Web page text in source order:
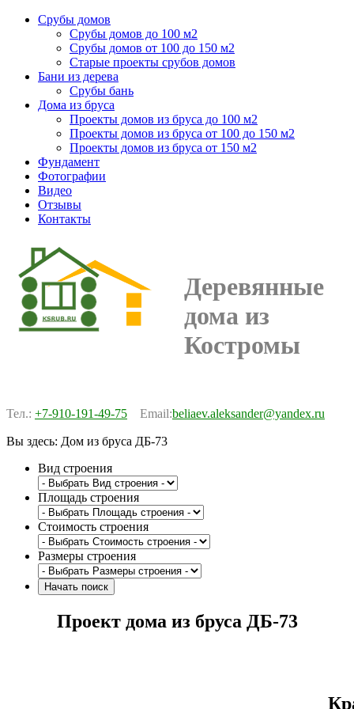
Срубы домов
Срубы домов до 100 м2
Срубы домов от 100 до 150 м2
Старые проекты срубов домов
Бани из дерева
Срубы бань
Дома из бруса
Проекты домов из бруса до 100 м2
Проекты домов из бруса от 100 до 150 м2
Проекты домов из бруса от 150 м2
Фундамент
Фотографии
Видео
Отзывы
Контакты
Деревянные
дома из
Костромы
Тел.: +7-910-191-49-75 Email:beliaev.aleksander@yandex.ru
Вы здесь: Дом из бруса ДБ-73
Вид строения
Площадь строения
Стоимость строения
Размеры строения
Проект дома из бруса ДБ-73